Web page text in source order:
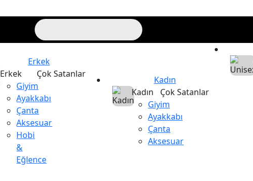
Erkek
Erkek
Giyim
Ayakkabı
Çanta
Aksesuar
Hobi
&
Eğlence
Çok Satanlar
Kadın
Kadın
Giyim
Ayakkabı
Çanta
Aksesuar
Çok Satanlar